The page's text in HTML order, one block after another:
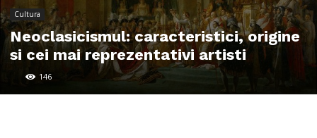
Cultura
Neoclasicismul: caracteristici, origine
si cei mai reprezentativi artisti
146